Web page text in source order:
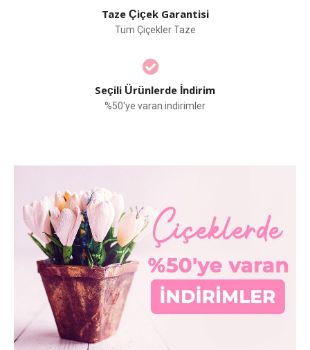
Taze Çiçek Garantisi
Tüm Çiçekler Taze
Seçili Ürünlerde İndirim
%50'ye varan indirimler